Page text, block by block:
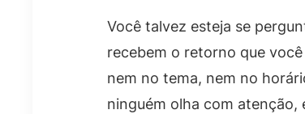
Você talvez esteja se
recebem o retorno que
nem no tema, nem no
ninguém olha com atenção,